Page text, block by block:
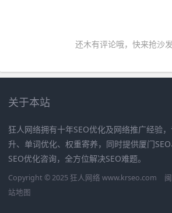
还木有评论哦，快来抢沙
关于本站
狂人网络拥有十年SEO优化及网络推广经验
升、单词优化、权重寄养，同时提供厦门
SEO优化咨询，全方位解决SEO难题。
Copyright © 2025 狂人网络 www.krseo.com
站地图